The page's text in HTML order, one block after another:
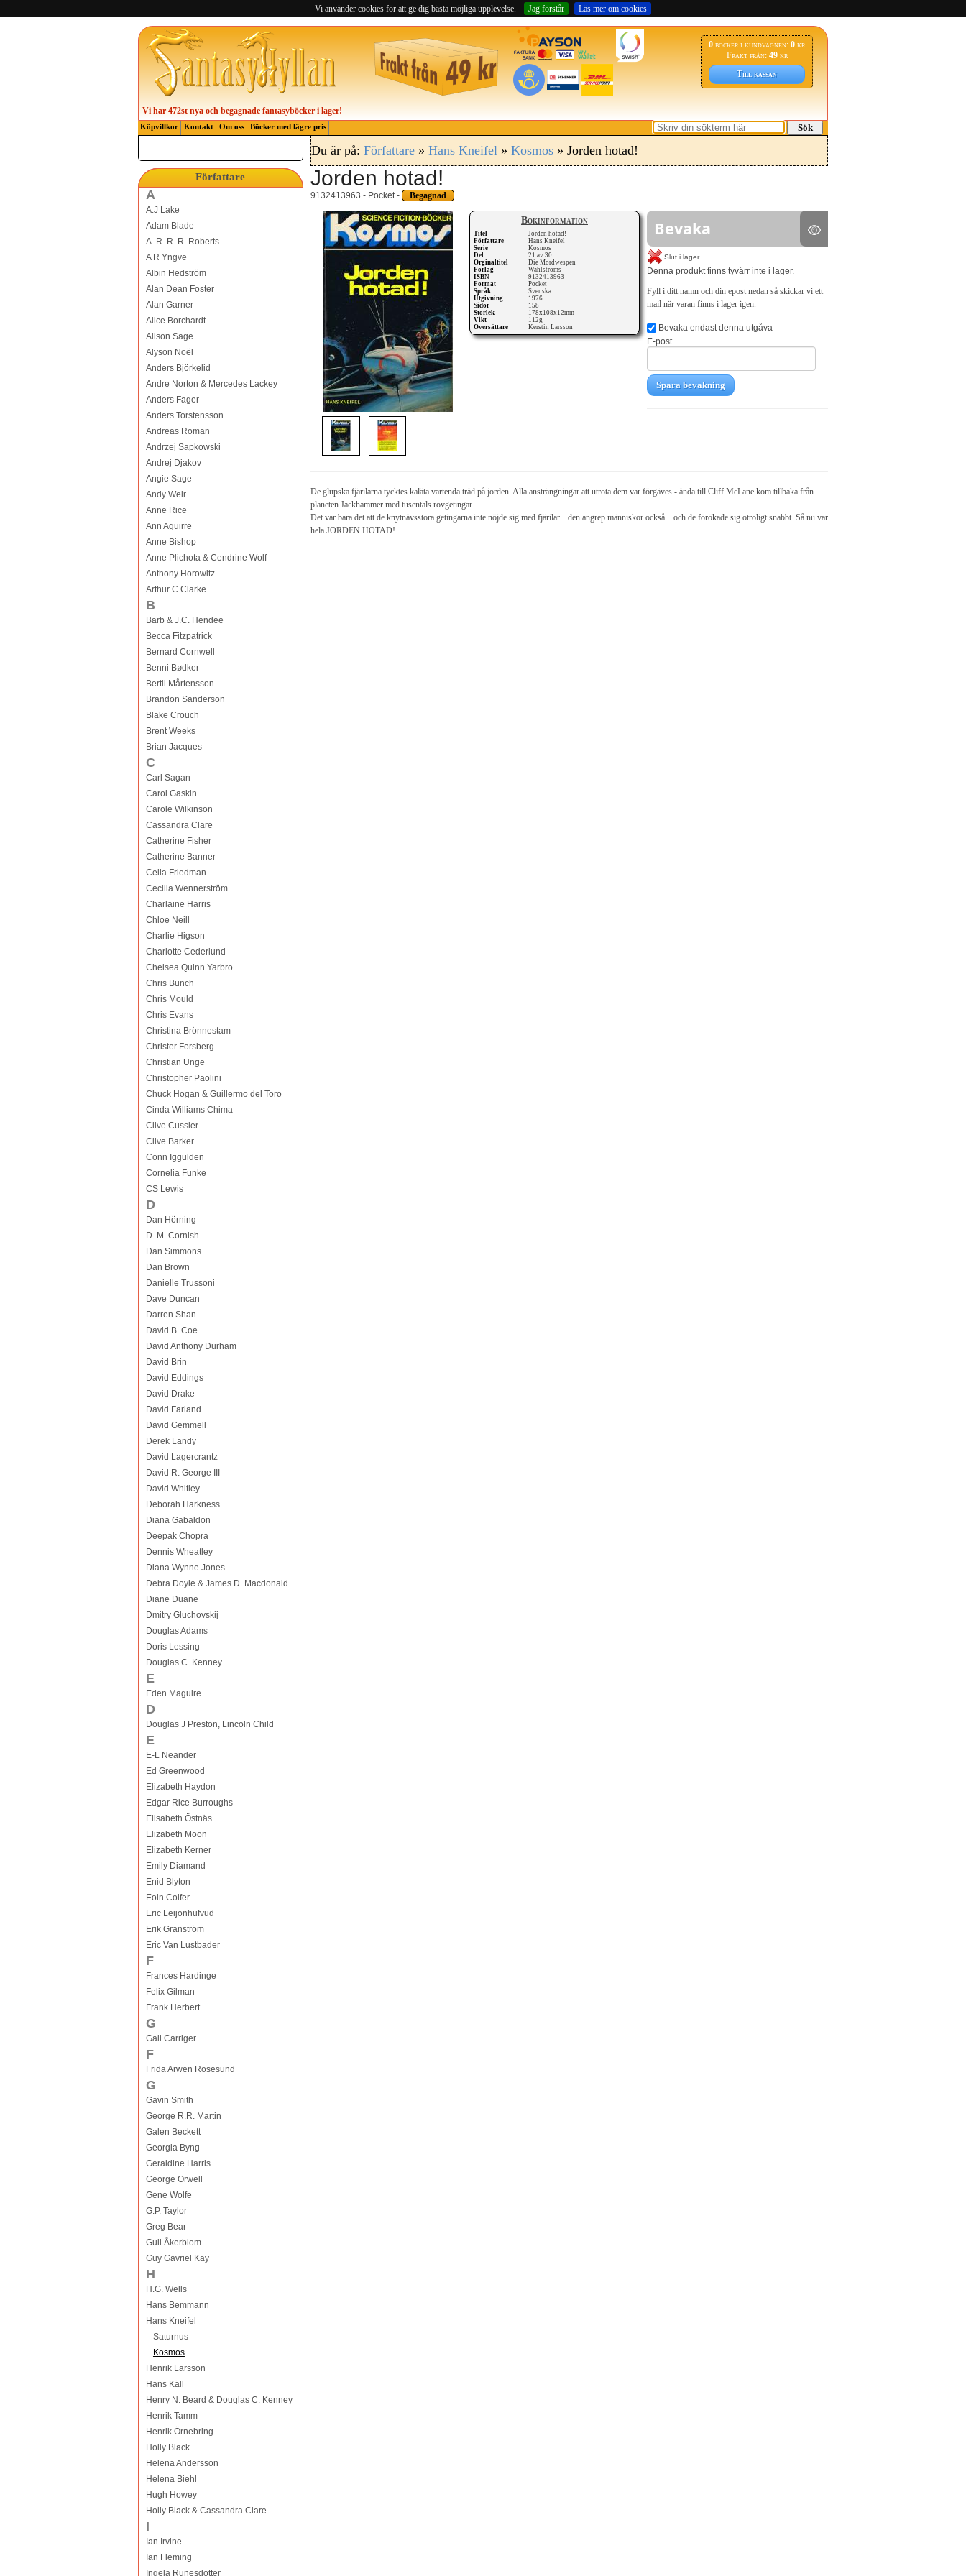
Vi använder cookies för att ge dig bästa möjliga upplevelse. Jag förstår Läs mer om cookies
0 böcker i kundvagnen:0kr
Frakt från: 49kr
Till kassan
Vi har 472st nya och begagnade fantasyböcker i lager!
Köpvillkor Kontakt Om oss Böcker med lägre pris Sök
Författare
A
A.J Lake
Adam Blade
A. R. R. R. Roberts
A R Yngve
Albin Hedström
Alan Dean Foster
Alan Garner
Alice Borchardt
Alison Sage
Alyson Noël
Anders Björkelid
Andre Norton & Mercedes Lackey
Anders Fager
Anders Torstensson
Andreas Roman
Andrzej Sapkowski
Andrej Djakov
Angie Sage
Andy Weir
Anne Rice
Ann Aguirre
Anne Bishop
Anne Plichota & Cendrine Wolf
Anthony Horowitz
Arthur C Clarke
B
Barb & J.C. Hendee
Becca Fitzpatrick
Bernard Cornwell
Benni Bødker
Bertil Mårtensson
Brandon Sanderson
Blake Crouch
Brent Weeks
Brian Jacques
C
Carl Sagan
Carol Gaskin
Carole Wilkinson
Cassandra Clare
Catherine Fisher
Catherine Banner
Celia Friedman
Cecilia Wennerström
Charlaine Harris
Chloe Neill
Charlie Higson
Charlotte Cederlund
Chelsea Quinn Yarbro
Chris Bunch
Chris Mould
Chris Evans
Christina Brönnestam
Christer Forsberg
Christian Unge
Christopher Paolini
Chuck Hogan & Guillermo del Toro
Cinda Williams Chima
Clive Cussler
Clive Barker
Conn Iggulden
Cornelia Funke
CS Lewis
D
Dan Hörning
D. M. Cornish
Dan Simmons
Dan Brown
Danielle Trussoni
Dave Duncan
Darren Shan
David B. Coe
David Anthony Durham
David Brin
David Eddings
David Drake
David Farland
David Gemmell
Derek Landy
David Lagercrantz
David R. George III
David Whitley
Deborah Harkness
Diana Gabaldon
Deepak Chopra
Dennis Wheatley
Diana Wynne Jones
Debra Doyle & James D. Macdonald
Diane Duane
Dmitry Gluchovskij
Douglas Adams
Doris Lessing
Douglas C. Kenney
E
Eden Maguire
D
Douglas J Preston, Lincoln Child
E
E-L Neander
Ed Greenwood
Elizabeth Haydon
Edgar Rice Burroughs
Elisabeth Östnäs
Elizabeth Moon
Elizabeth Kerner
Emily Diamand
Enid Blyton
Eoin Colfer
Eric Leijonhufvud
Erik Granström
Eric Van Lustbader
F
Frances Hardinge
Felix Gilman
Frank Herbert
G
Gail Carriger
F
Frida Arwen Rosesund
G
Gavin Smith
George R.R. Martin
Galen Beckett
Georgia Byng
Geraldine Harris
George Orwell
Gene Wolfe
G.P. Taylor
Greg Bear
Gull Åkerblom
Guy Gavriel Kay
H
H.G. Wells
Hans Bemmann
Hans Kneifel
Saturnus
Kosmos
Henrik Larsson
Hans Käll
Henry N. Beard & Douglas C. Kenney
Henrik Tamm
Henrik Örnebring
Holly Black
Helena Andersson
Helena Biehl
Hugh Howey
Holly Black & Cassandra Clare
I
Ian Irvine
Ian Fleming
Ingela Runesdotter
Du är på: Författare» Hans Kneifel» Kosmos» Jorden hotad!
Jorden hotad!
9132413963 - Pocket - Begagnad
Bokinformation
Titel
Jorden hotad!
Författare
Hans Kneifel
Serie
Kosmos
Del
21 av 30
Orginaltitel
Die Mordwespen
Förlag
Wahlströms
ISBN
9132413963
Format
Pocket
Språk
Svenska
Utgivning
1976
Sidor
158
Storlek
178x108x12mm
Vikt
112g
Översättare
Kerstin Larsson
Bevaka
Slut i lager.
Denna produkt finns tyvärr inte i lager.
Fyll i ditt namn och din epost nedan så skickar vi ett
mail när varan finns i lager igen.
Bevaka endast denna utgåva
E-post
Spara bevakning
De glupska fjärilarna tycktes kaläta vartenda träd på jorden. Alla ansträngningar att utrota dem var förgäves - ända till Cliff McLane kom tillbaka från
planeten Jackhammer med tusentals rovgetingar.
Det var bara det att de knytnävsstora getingarna inte nöjde sig med fjärilar... den angrep människor också... och de förökade sig otroligt snabbt. Så nu var
hela JORDEN HOTAD!